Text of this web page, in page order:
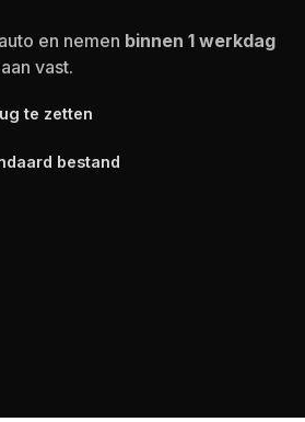
en nemen binnen 1 werkdag
vast.
te zetten
bestand